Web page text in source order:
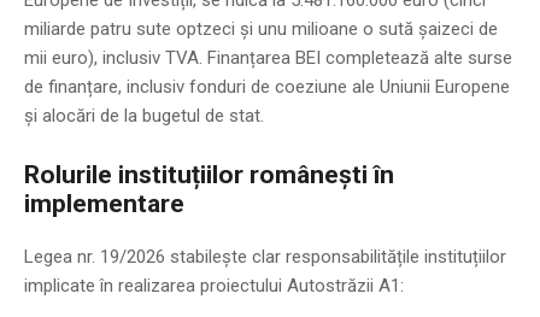
miliarde patru sute optzeci și unu milioane o sută șaizeci de
mii euro), inclusiv TVA. Finanțarea BEI completează alte surse
de finanțare, inclusiv fonduri de coeziune ale Uniunii Europene
și alocări de la bugetul de stat.
Rolurile instituțiilor românești în
implementare
Legea nr. 19/2026 stabilește clar responsabilitățile instituțiilor
implicate în realizarea proiectului Autostrăzii A1: